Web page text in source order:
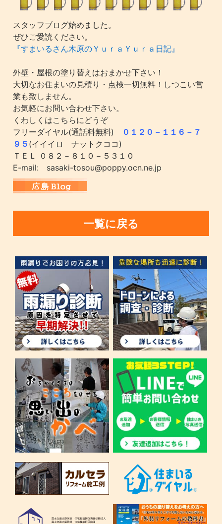
スタッフブログ始めました。
ぜひご愛読ください。
『すまいるさん木原のＹｕｒａＹｕｒａ日記』
外壁・屋根の塗り替えはおまかせ下さい！
大切なお住まいの見積り・点検一切無料！しつこい営
業も致しません。
お気軽にお問い合わせ下さい。
くわしくはこちらにどうぞ
フリーダイヤル(通話料無料)
０１２０－１１６－７
９５ (イイイロ ナットクココ)
ＴＥＬ ０８２－８１０－５３１０
E-mail: sasaki-tosou@poppy.ocn.ne.jp
一覧に戻る